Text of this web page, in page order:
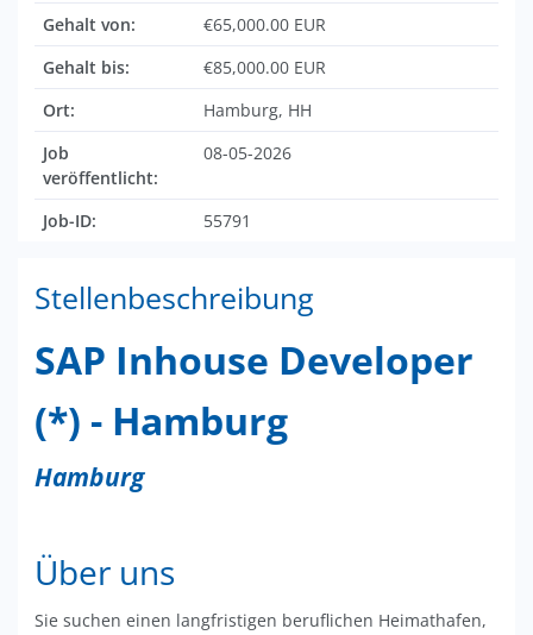
Gehalt von:
€65,000.00 EUR
Gehalt bis:
€85,000.00 EUR
Ort:
Hamburg, HH
Job
veröffentlicht:
08-05-2026
Job-ID: 55791
Stellenbeschreibung
SAP Inhouse Developer
(*) - Hamburg
Hamburg
Über uns
Sie suchen einen langfristigen beruflichen Heimathafen,